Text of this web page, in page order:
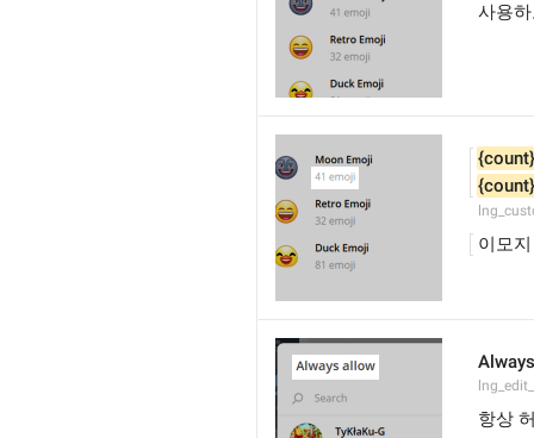
사용
{count}
{count}
이모
항상